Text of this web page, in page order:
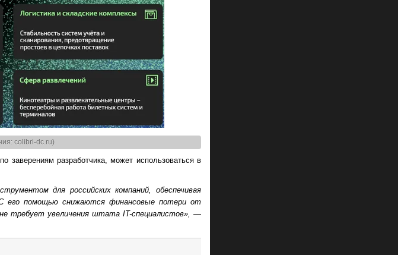
colibri-dc.ru)
разработчика, может использоваться в
для российских компаний, обеспечивая
его помощью снижаются финансовые потери от
требует увеличения штата IT-специалистов», —